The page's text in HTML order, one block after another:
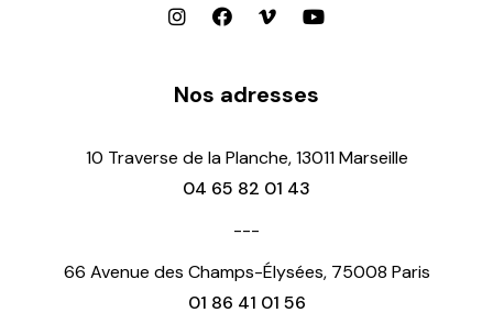
Nos adresses
10 Traverse de la Planche, 13011 Marseille
04 65 82 01 43
---
66 Avenue des Champs-Élysées, 75008 Paris
01 86 41 01 56